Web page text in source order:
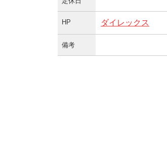
HP ダイレックス
備考